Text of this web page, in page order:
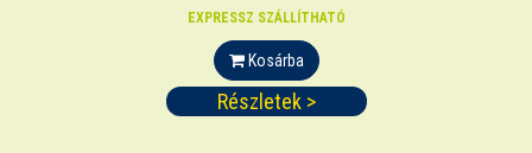
EXPRESSZ SZÁLLÍTHATÓ
Kosárba
Részletek >